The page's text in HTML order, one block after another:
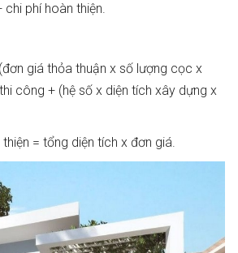
phí hoàn thiện.
giá thỏa thuận x số lượng cọc x
công + (hệ số x diện tích xây dựng x
= tổng diện tích x đơn giá.